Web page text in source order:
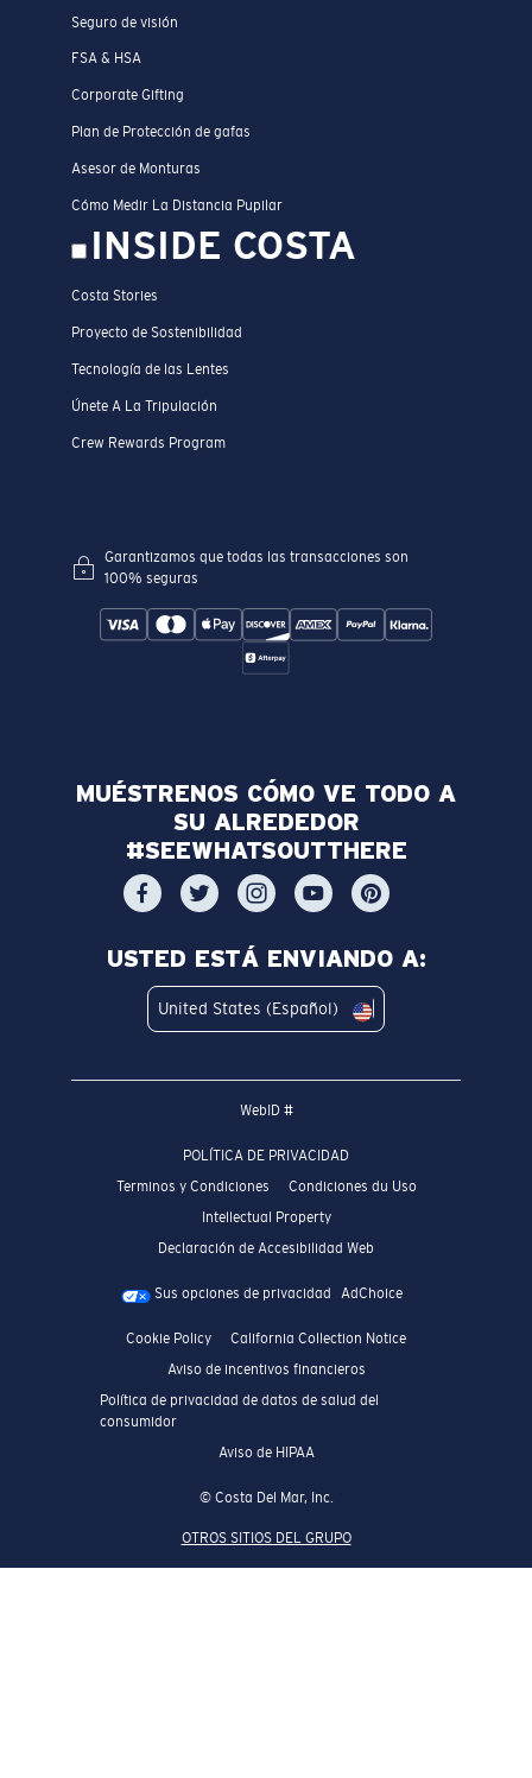
Seguro de visión
FSA & HSA
Corporate Gifting
Plan de Protección de gafas
Asesor de Monturas
Cómo Medir La Distancia Pupilar
INSIDE COSTA
Costa Stories
Proyecto de Sostenibilidad
Tecnología de las Lentes
Únete A La Tripulación
Crew Rewards Program
Garantizamos que todas las transacciones son
100% seguras
MUÉSTRENOS CÓMO VE TODO A
SU ALREDEDOR
#SEEWHATSOUTTHERE
USTED ESTÁ ENVIANDO A:
United States (Español)
WebID #
POLÍTICA DE PRIVACIDAD
Terminos y Condiciones
Condiciones du Uso
Intellectual Property
Declaración de Accesibilidad Web
Sus opciones de privacidad AdChoice
Cookie Policy
California Collection Notice
Aviso de incentivos financieros
Política de privacidad de datos de salud del
consumidor
Aviso de HIPAA
© Costa Del Mar, Inc.
OTROS SITIOS DEL GRUPO